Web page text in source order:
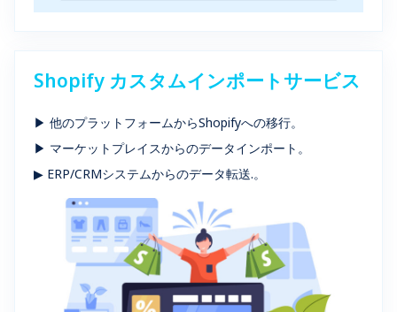
Shopify カスタムインポートサービス
▶ 他のプラットフォームからShopifyへの移行。
▶ マーケットプレイスからのデータインポート。
▶ ERP/CRMシステムからのデータ転送.。